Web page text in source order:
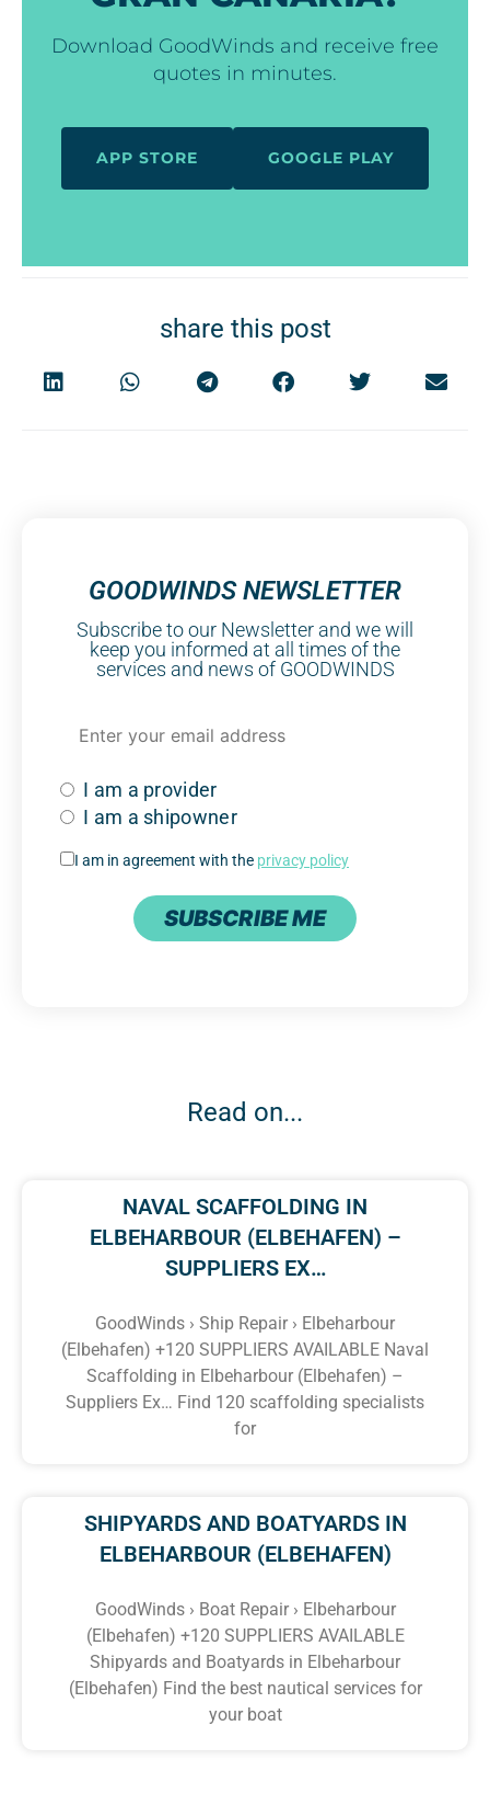
Download GoodWinds and receive free
quotes in minutes.
APP STORE GOOGLE PLAY
share this post
GOODWINDS NEWSLETTER
Subscribe to our Newsletter and we will
keep you informed at all times of the
services and news of GOODWINDS
I am a provider
I am a shipowner
I am in agreement with the privacy policy
SUBSCRIBE ME
Read on...
NAVAL SCAFFOLDING IN
ELBEHARBOUR (ELBEHAFEN) –
SUPPLIERS EX…
GoodWinds › Ship Repair › Elbeharbour
(Elbehafen) +120 SUPPLIERS AVAILABLE Naval
Scaffolding in Elbeharbour (Elbehafen) –
Suppliers Ex… Find 120 scaffolding specialists
for
SHIPYARDS AND BOATYARDS IN
ELBEHARBOUR (ELBEHAFEN)
GoodWinds › Boat Repair › Elbeharbour
(Elbehafen) +120 SUPPLIERS AVAILABLE
Shipyards and Boatyards in Elbeharbour
(Elbehafen) Find the best nautical services for
your boat